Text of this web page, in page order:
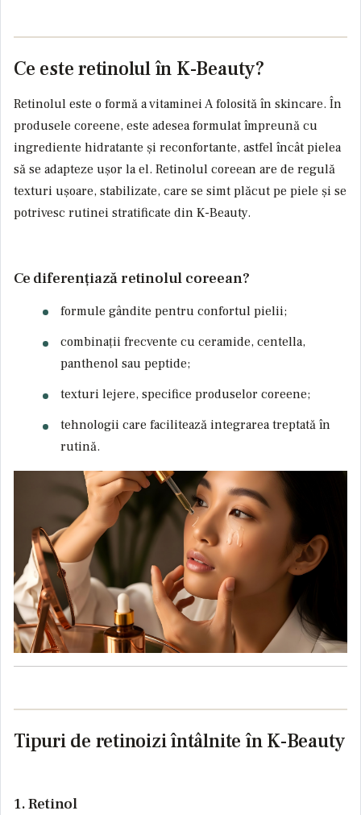
Ce este retinolul în K-Beauty?
Retinolul este o formă a vitaminei A folosită în skincare. În
produsele coreene, este adesea formulat împreună cu
ingrediente hidratante și reconfortante, astfel încât pielea
să se adapteze ușor la el. Retinolul coreean are de regulă
texturi ușoare, stabilizate, care se simt plăcut pe piele și se
potrivesc rutinei stratificate din K-Beauty.
Ce diferențiază retinolul coreean?
formule gândite pentru confortul pielii;
combinații frecvente cu ceramide, centella,
panthenol sau peptide;
texturi lejere, specifice produselor coreene;
tehnologii care facilitează integrarea treptată în
rutină.
Tipuri de retinoizi întâlnite în K-Beauty
1. Retinol